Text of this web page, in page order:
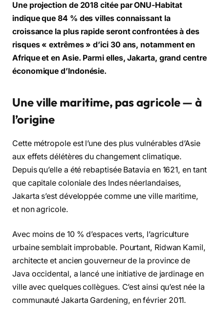
Une projection de 2018 citée par ONU-Habitat
indique que84 % des villes connaissant la
croissance la plus rapide seront confrontées à des
risques « extrêmes » d’ici 30 ans, notamment en
Afrique et en Asie. Parmi elles, Jakarta, grand centre
économique d’Indonésie.
Une ville maritime, pas agricole — à
l’origine
Cette métropole est l’une des plus vulnérables d’Asie
aux effets délétères du changement climatique.
Depuis qu’elle a été rebaptisée Batavia en 1621, en tant
que capitale coloniale des Indes néerlandaises,
Jakarta s’est développée comme une ville maritime,
et non agricole.
Avec moins de 10 % d’espaces verts, l’agriculture
urbaine semblait improbable. Pourtant, Ridwan Kamil,
architecte et ancien gouverneur de la province de
Java occidental, a lancé une initiative de jardinage en
ville avec quelques collègues. C’est ainsi qu’est née la
communauté Jakarta Gardening, en février 2011.